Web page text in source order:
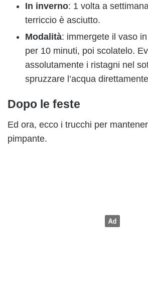
In inverno: 1 volta a
terriccio è asciutto.
Modalità: immergete il vaso
per 10 minuti, poi scolatelo.
assolutamente i ristagni nel
spruzzare l’acqua
Dopo le feste
Ed ora, ecco i trucchi per
pimpante.